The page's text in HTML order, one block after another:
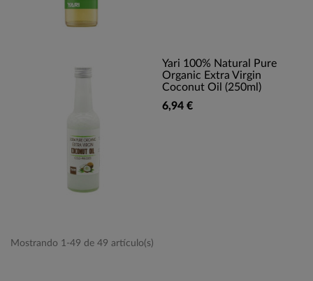
Yari 100% Natural Pure
Organic Extra Virgin
Coconut Oil (250ml)
6,94 €
Mostrando 1-49 de 49 artículo(s)